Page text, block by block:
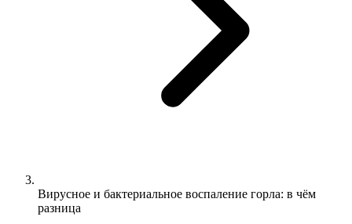
Вирусное и бактериальное воспаление горла: в чём
разница